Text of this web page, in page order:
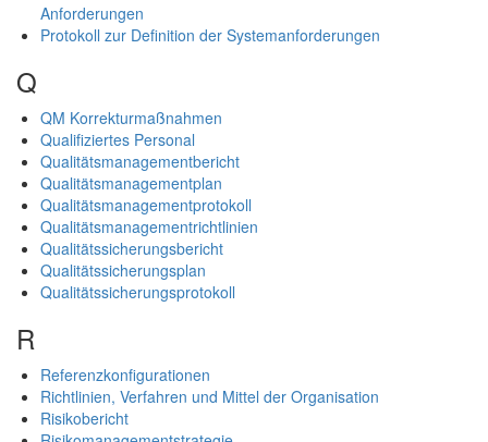
Anforderungen
Protokoll zur Definition der Systemanforderungen
Q
QM Korrekturmaßnahmen
Qualifiziertes Personal
Qualitätsmanagementbericht
Qualitätsmanagementplan
Qualitätsmanagementprotokoll
Qualitätsmanagementrichtlinien
Qualitätssicherungsbericht
Qualitätssicherungsplan
Qualitätssicherungsprotokoll
R
Referenzkonfigurationen
Richtlinien, Verfahren und Mittel der Organisation
Risikobericht